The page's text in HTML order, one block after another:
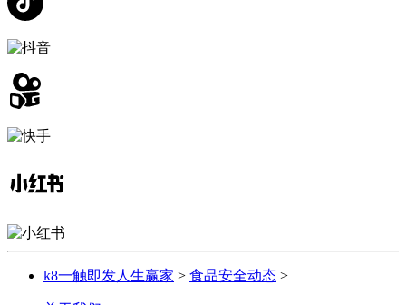
k8一触即发人生赢家 > 食品安全动态 >